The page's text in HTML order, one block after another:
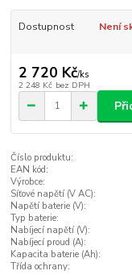
Dostupnost Není
2 720 Kč/ks
2 248 Kč bez DPH
Číslo produktu:
EAN kód:
Výrobce:
Síťové napětí (V AC):
Napětí baterie (V):
Typ baterie:
Nabíjecí napětí (V):
Nabíjecí proud (A):
Kapacita baterie (Ah):
Třída ochrany: